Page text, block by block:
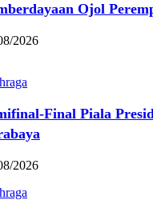
Ojol
2026
Final Piala
2026